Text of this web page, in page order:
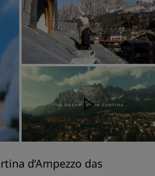
d’Ampezzo das